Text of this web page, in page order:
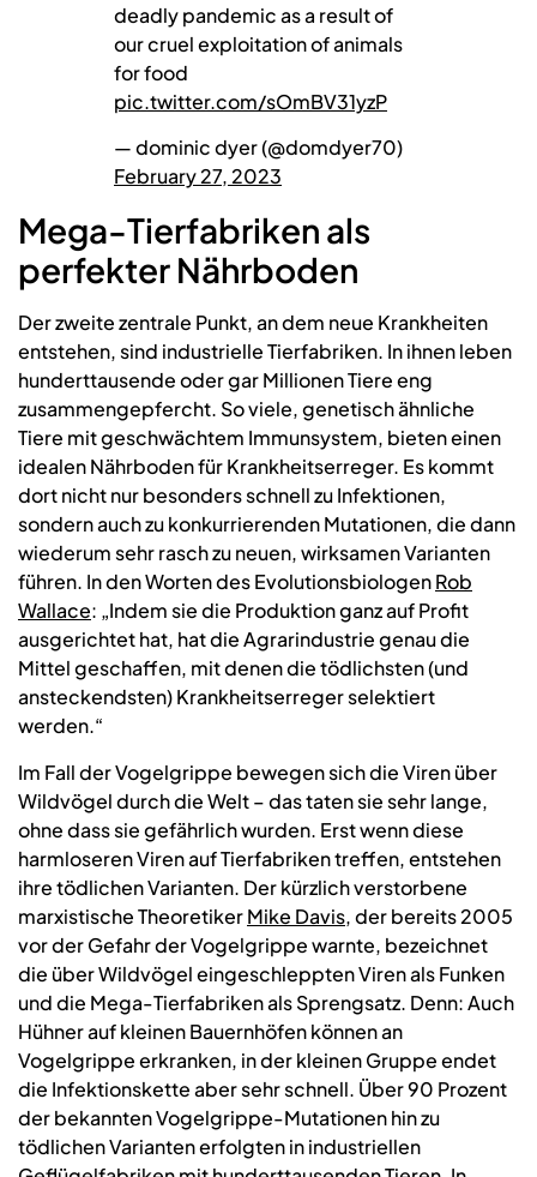
deadly pandemic as a result of
our cruel exploitation of animals
for food
pic.twitter.com/sOmBV31yzP
— dominic dyer (@domdyer70)
February 27, 2023
Mega-Tierfabriken als
perfekter Nährboden
Der zweite zentrale Punkt, an dem neue Krankheiten
entstehen, sind industrielle Tierfabriken. In ihnen leben
hunderttausende oder gar Millionen Tiere eng
zusammengepfercht. So viele, genetisch ähnliche
Tiere mit geschwächtem Immunsystem, bieten einen
idealen Nährboden für Krankheitserreger. Es kommt
dort nicht nur besonders schnell zu Infektionen,
sondern auch zu konkurrierenden Mutationen, die dann
wiederum sehr rasch zu neuen, wirksamen Varianten
führen. In den Worten des EvolutionsbiologenRob
Wallace: „Indem sie die Produktion ganz auf Profit
ausgerichtet hat, hat die Agrarindustrie genau die
Mittel geschaffen, mit denen die tödlichsten (und
ansteckendsten) Krankheitserreger selektiert
werden.“
Im Fall der Vogelgrippe bewegen sich die Viren über
Wildvögel durch die Welt – das taten sie sehr lange,
ohne dass sie gefährlich wurden. Erst wenn diese
harmloseren Viren auf Tierfabriken treffen, entstehen
ihre tödlichen Varianten. Der kürzlich verstorbene
marxistische TheoretikerMike Davis, der bereits 2005
vor der Gefahr der Vogelgrippe warnte, bezeichnet
die über Wildvögel eingeschleppten Viren als Funken
und die Mega-Tierfabriken als Sprengsatz. Denn: Auch
Hühner auf kleinen Bauernhöfen können an
Vogelgrippe erkranken, in der kleinen Gruppe endet
die Infektionskette aber sehr schnell. Über 90 Prozent
der bekannten Vogelgrippe-Mutationen hin zu
tödlichen Varianten erfolgten in industriellen